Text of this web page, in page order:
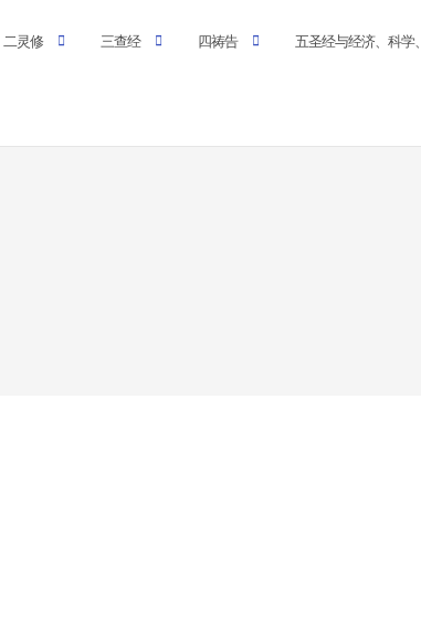
二灵修 三查经 四祷告 五圣经与经济、科学